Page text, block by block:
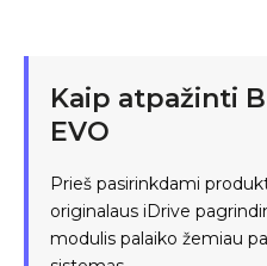
Kaip atpažinti
EVO
Prieš pasirinkdami
originalaus iDrive
modulis palaiko žemiau